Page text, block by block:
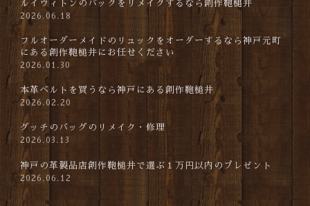
ルイヴィトンのバックをリメイクするなら創作鞄槌井
2026.06.18
フルオーダーメイドのリュックをオーダーするなら神戸元町
にある創作鞄槌井にお任せください
2026.01.30
本革ベルトを買うなら神戸にある創作鞄槌井
2026.02.20
グッチのバッグのリメイク・修理
2026.03.13
神戸の革製品店創作鞄槌井で選ぶ１万円以内のプレゼント
2026.06.12